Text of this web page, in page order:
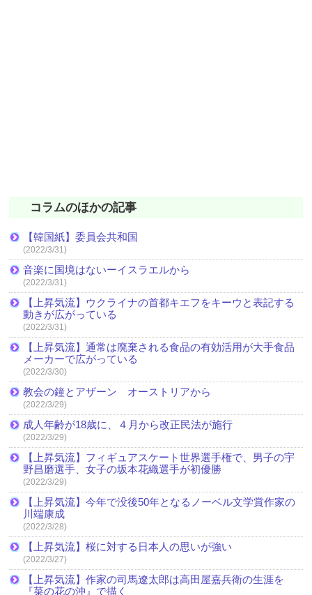
コラムのほかの記事
【韓国紙】委員会共和国
(2022/3/31)
音楽に国境はないーイスラエルから
(2022/3/31)
【上昇気流】ウクライナの首都キエフをキーウと表記する
動きが広がっている
(2022/3/31)
【上昇気流】通常は廃棄される食品の有効活用が大手食品
メーカーで広がっている
(2022/3/30)
教会の鐘とアザーン オーストリアから
(2022/3/29)
成人年齢が18歳に、４月から改正民法が施行
(2022/3/29)
【上昇気流】フィギュアスケート世界選手権で、男子の宇
野昌磨選手、女子の坂本花織選手が初優勝
(2022/3/29)
【上昇気流】今年で没後50年となるノーベル文学賞作家の
川端康成
(2022/3/28)
【上昇気流】桜に対する日本人の思いが強い
(2022/3/27)
【上昇気流】作家の司馬遼太郎は高田屋嘉兵衛の生涯を
『菜の花の沖』で描く